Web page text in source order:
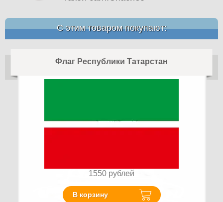
С этим товаром покупают:
Флаг Республики Татарстан
1550 рублей
В корзину